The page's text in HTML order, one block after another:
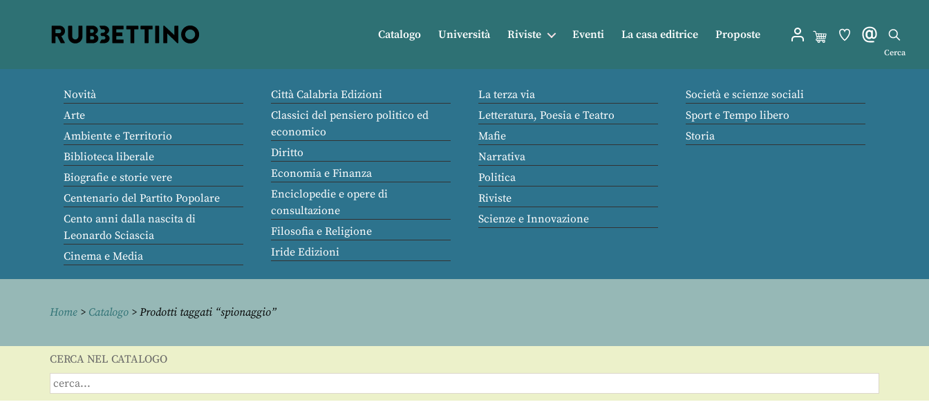
Catalogo Università Riviste Eventi La casa editrice Proposte
Cerca
Novità
Arte
Ambiente e Territorio
Biblioteca liberale
Biografie e storie vere
Centenario del Partito Popolare
Cento anni dalla nascita di
Leonardo Sciascia
Cinema e Media
Città Calabria Edizioni
Classici del pensiero politico ed
economico
Diritto
Economia e Finanza
Enciclopedie e opere di
consultazione
Filosofia e Religione
Iride Edizioni
La terza via
Letteratura, Poesia e Teatro
Mafie
Narrativa
Politica
Riviste
Scienze e Innovazione
Società e scienze sociali
Sport e Tempo libero
Storia
Home > Catalogo > Prodotti taggati “spionaggio”
CERCA NEL CATALOGO